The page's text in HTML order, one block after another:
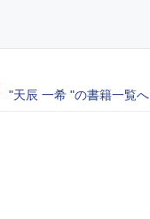
"天辰 一希 "の書籍一覧へ